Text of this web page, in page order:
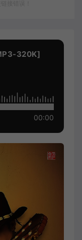
320K]
00:00